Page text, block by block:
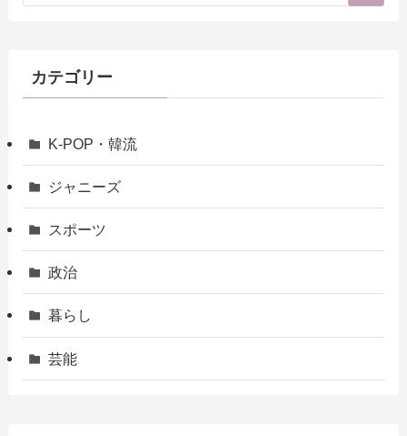
カテゴリー
K-POP・韓流
ジャニーズ
スポーツ
政治
暮らし
芸能